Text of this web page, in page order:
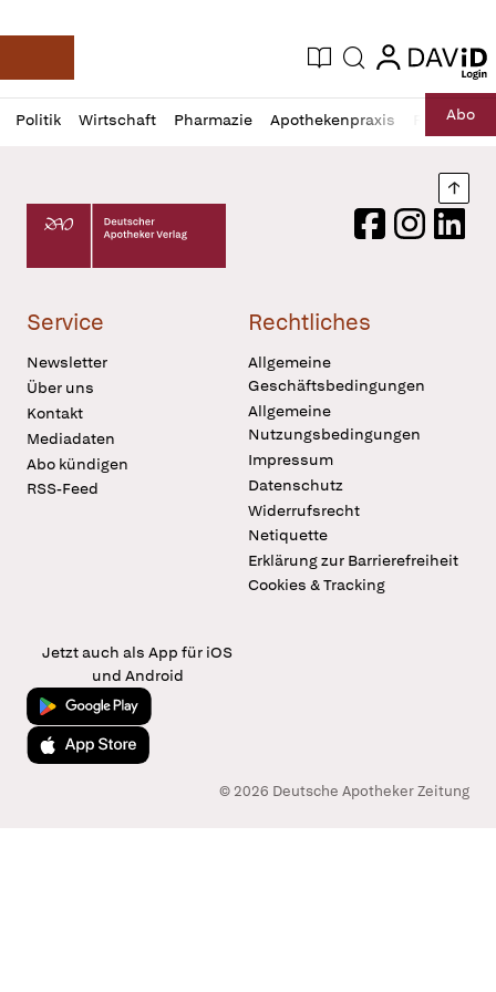
Deutsche Apotheker Zeitung
Aktuelle Ausgabe
Suche login
login
Politik Wirtschaft Pharmazie Apothekenpraxis RechtAbo
Profil
öffnen
Daz
Pur
Deutscher Apotheker Verlag Logo
FacebookInstagram
Service
Newsletter
Über uns
Kontakt
Mediadaten
Abo kündigen
RSS-Feed
Rechtliches
Allgemeine
Geschäftsbedingungen
Allgemeine
Nutzungsbedingungen
Impressum
Datenschutz
Widerrufsrecht
Netiquette
Erklärung zur Barrierefreiheit
Cookies & Tracking
Jetzt auch als App für iOS
und Android
Jetzt bei Google Play
Laden im App Store
© 2026 Deutsche Apotheker Zeitung